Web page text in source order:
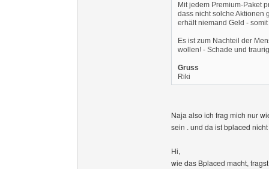
Mit jedem Premium-Paket
dass nicht solche Aktionen
erhält niemand Geld -
Es ist zum Nachteil der
wollen! - Schade und
Gruss
Riki
Naja also ich frag mich nur
sein . und da ist bplaced
Hi,
wie das Bplaced macht,